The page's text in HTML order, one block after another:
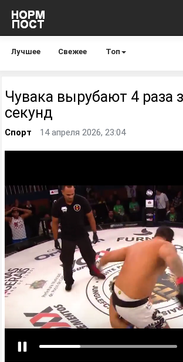
Лучшее Свежее Топ
Чувака вырубают 4 раза
секунд
Спорт 14 апреля 2026, 23:04